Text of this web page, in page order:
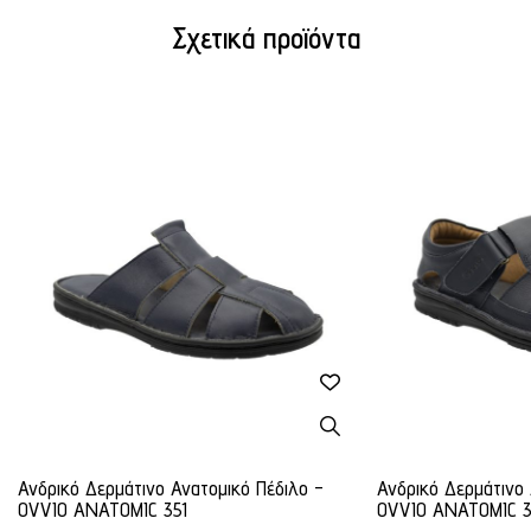
Σχετικά προϊόντα
Ανδρικό Δερμάτινο Ανατομικό Πέδιλο -
OVVIO ANATOMIC 351
Ανδρικό
OVVIO ANATOMIC